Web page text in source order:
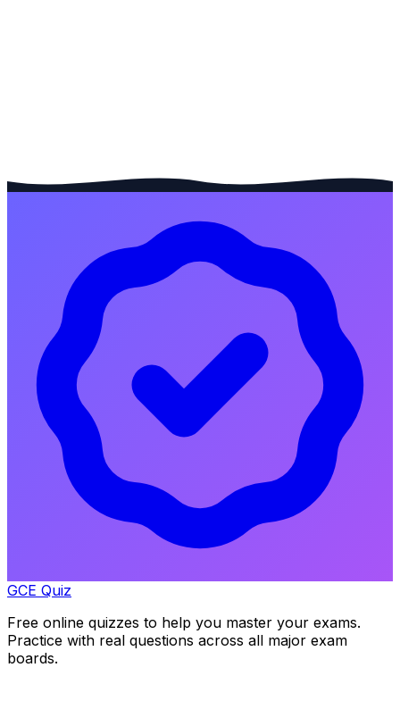
GCE Quiz
Free online quizzes to help you master your exams.
Practice with real questions across all major exam
boards.